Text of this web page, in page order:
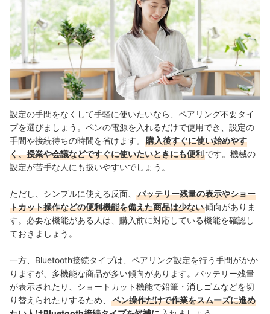
設定の手間をなくして手軽に使いたいなら、ペアリング不要タイ
プを選びましょう。ペンの電源を入れるだけで使用でき、設定の
手間や接続待ちの時間を省けます。
購入後すぐに使い始めやす
く、授業や会議などですぐに使いたいときにも便利です。機械の
設定が苦手な人にも扱いやすいでしょう。
ただし、シンプルに使える反面、
バッテリー残量の表示やショー
トカット操作などの便利機能を備えた商品は少ない傾向がありま
す。必要な機能がある人は、購入前に対応している機能を確認し
ておきましょう。
一方、Bluetooth接続タイプは、ペアリング設定を行う手間がかか
りますが、多機能な商品が多い傾向があります。バッテリー残量
が表示されたり、ショートカット機能で鉛筆・消しゴムなどを切
り替えられたりするため、
ペン操作だけで作業をスムーズに進め